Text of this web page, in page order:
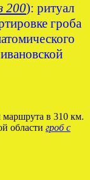
200): ритуал
гроба
маршрута в 310 км.
области гроб с